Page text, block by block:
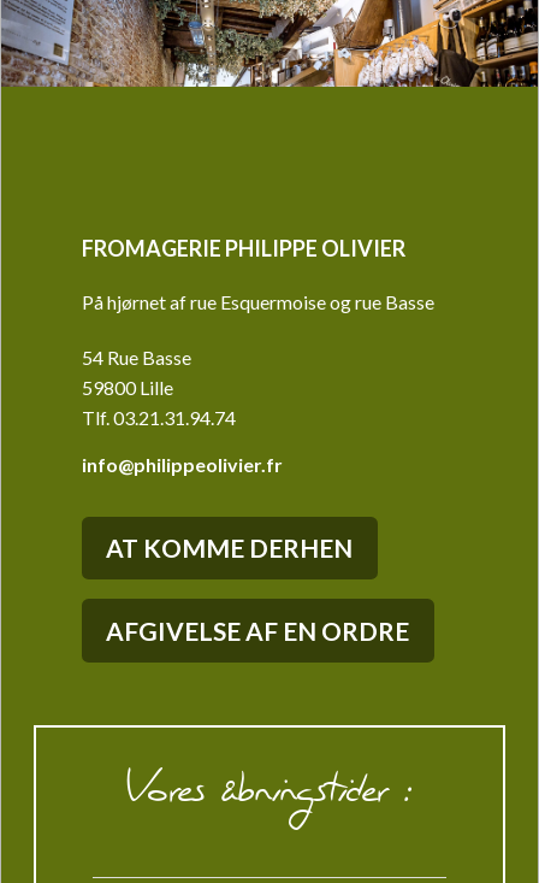
FROMAGERIE PHILIPPE OLIVIER
På hjørnet af rue Esquermoise og rue Basse
54 Rue Basse
59800 Lille
Tlf.03.21.31.94.74
info@philippeolivier.fr
AT KOMME DERHEN
AFGIVELSE AF EN ORDRE
Vores åbningstider :